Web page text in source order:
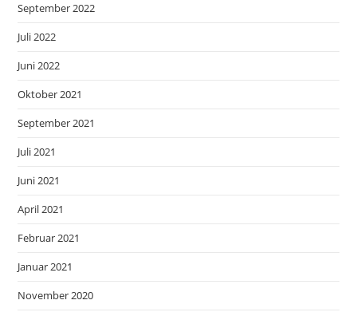
September 2022
Juli 2022
Juni 2022
Oktober 2021
September 2021
Juli 2021
Juni 2021
April 2021
Februar 2021
Januar 2021
November 2020